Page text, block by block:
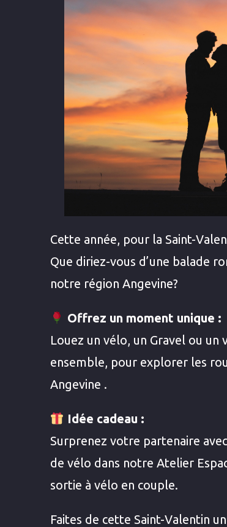
Cette année, pour la Saint-
Que diriez-vous d’une balade
notre région Angevine?
Offrez un moment unique :
Louez un vélo, un Gravel ou
ensemble, pour explorer les
Angevine .
Idée cadeau :
Surprenez votre partenaire
de vélo dans notre Atelier
sortie à vélo en couple.
Faites de cette Saint-Valentin